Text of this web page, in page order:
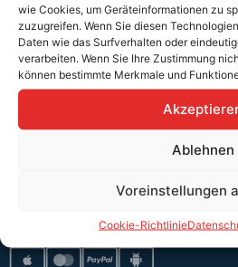
wie Cookies, um Geräteinformationen zu
zuzugreifen. Wenn Sie diesen
Daten wie das Surfverhalten oder
verarbeiten. Wenn Sie Ihre Zustimmung
können bestimmte Merkmale und
Ablehnen
Voreinstellungen
Cookie-Richtlinie
Service & Hilfe
Kontakt
Widerrufsbelehrung
Rücknahmen & Gewährleistung
Sicher bezahlen